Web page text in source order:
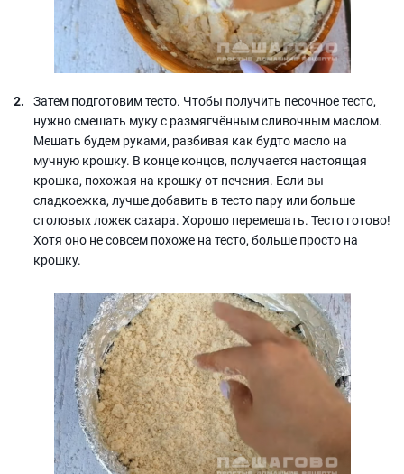
Затем подготовим тесто. Чтобы получить песочное тесто,
нужно смешать муку с размягчённым сливочным маслом.
Мешать будем руками, разбивая как будто масло на
мучную крошку. В конце концов, получается настоящая
крошка, похожая на крошку от печения. Если вы
сладкоежка, лучше добавить в тесто пару или больше
столовых ложек сахара. Хорошо перемешать. Тесто готово!
Хотя оно не совсем похоже на тесто, больше просто на
крошку.